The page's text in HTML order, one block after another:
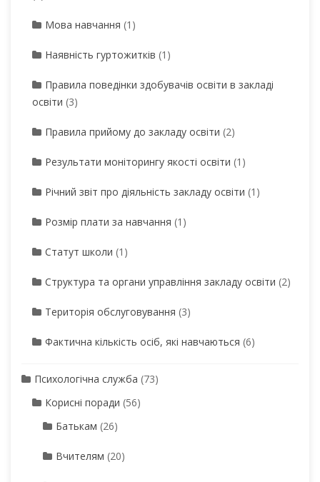
Мова навчання (1)
Наявність гуртожитків (1)
Правила поведінки здобувачів освіти в закладі
освіти (3)
Правила прийому до закладу освіти (2)
Результати моніторингу якості освіти (1)
Річний звіт про діяльність закладу освіти (1)
Розмір плати за навчання (1)
Статут школи (1)
Структура та органи управління закладу освіти (2)
Територія обслуговування (3)
Фактична кількість осіб, які навчаються (6)
Психологічна служба (73)
Корисні поради (56)
Батькам (26)
Вчителям (20)